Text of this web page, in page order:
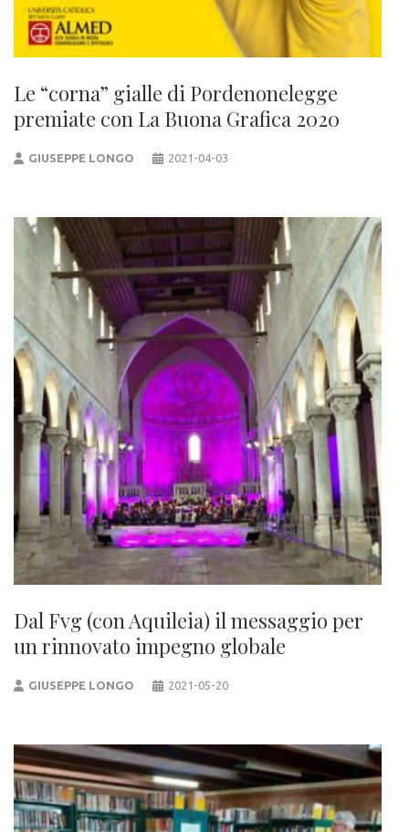
Le “corna” gialle di Pordenonelegge
premiate con La Buona Grafica 2020
GIUSEPPE LONGO 2021-04-03
Dal Fvg (con Aquileia) il messaggio per
un rinnovato impegno globale
GIUSEPPE LONGO 2021-05-20